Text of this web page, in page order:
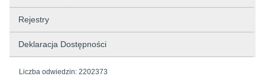
Rejestry
Deklaracja Dostępności
Liczba odwiedzin: 2202373